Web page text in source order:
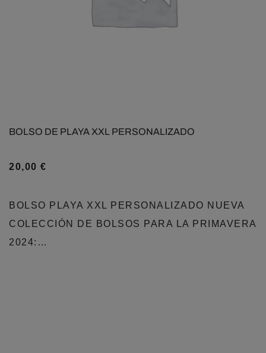
BOLSO DE PLAYA XXL PERSONALIZADO
20,00 €
BOLSO PLAYA XXL PERSONALIZADO NUEVA
COLECCIÓN DE BOLSOS PARA LA PRIMAVERA
2024:…